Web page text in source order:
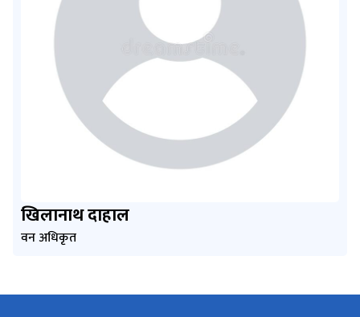
खिलानाथ दाहाल
वन अधिकृत